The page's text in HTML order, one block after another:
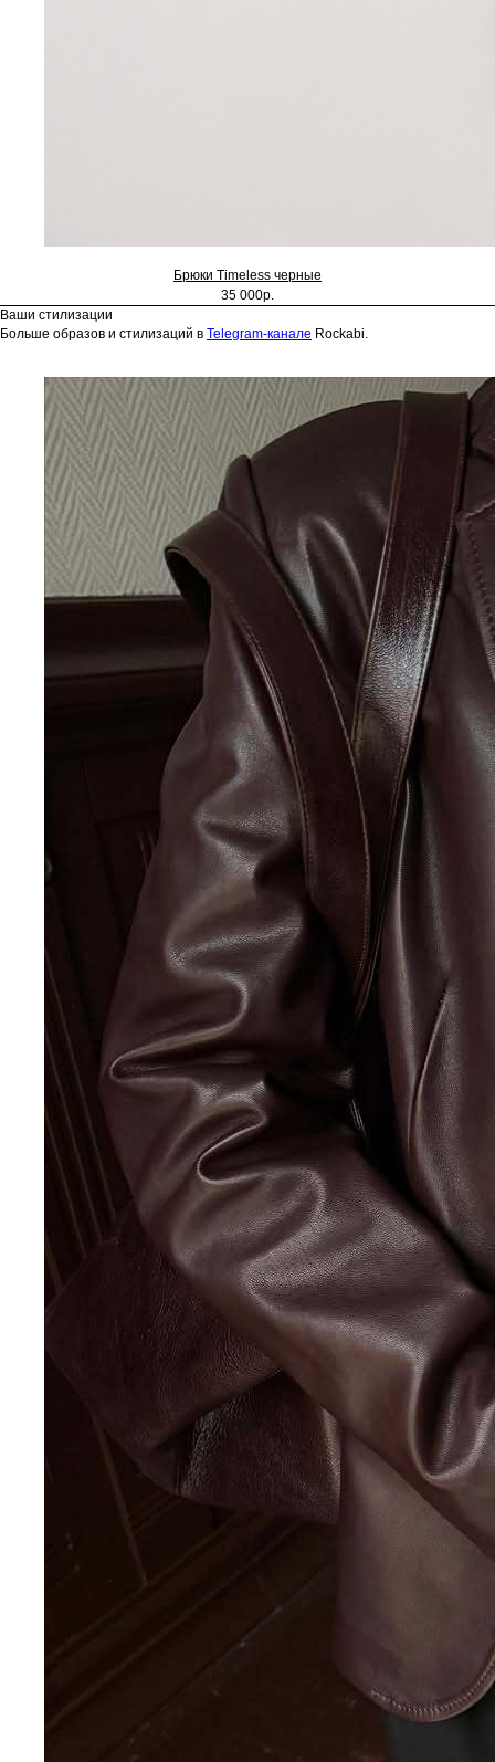
Брюки Timeless черные
35 000р.
Ваши стилизации
Больше образов и стилизаций в Telegram-канале Rockabi.